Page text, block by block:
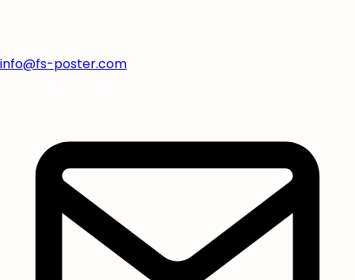
info@fs-poster.com